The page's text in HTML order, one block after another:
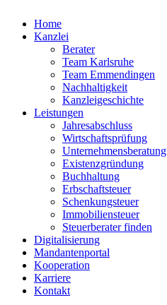
Home
Kanzlei
Berater
Team Karlsruhe
Team Emmendingen
Nachhaltigkeit
Kanzleigeschichte
Leistungen
Jahresabschluss
Wirtschaftsprüfung
Unternehmensberatung
Existenzgründung
Buchhaltung
Erbschaftsteuer
Schenkungsteuer
Immobiliensteuer
Steuerberater finden
Digitalisierung
Mandantenportal
Kooperation
Karriere
Kontakt